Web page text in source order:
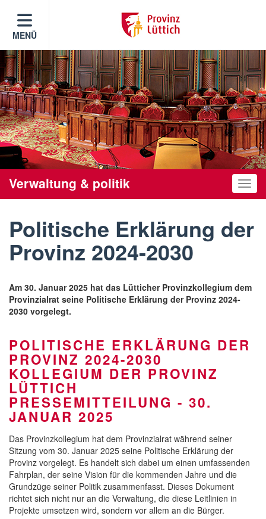
MENÜ
Verwaltung & politik
Politische Erklärung der
Provinz 2024-2030
Am 30. Januar 2025 hat das Lütticher Provinzkollegium dem
Provinzialrat seine Politische Erklärung der Provinz 2024-
2030 vorgelegt.
POLITISCHE ERKLÄRUNG DER
PROVINZ 2024-2030
KOLLEGIUM DER PROVINZ
LÜTTICH
PRESSEMITTEILUNG - 30.
JANUAR 2025
Das Provinzkollegium hat dem Provinzialrat während seiner
Sitzung vom 30. Januar 2025 seine Politische Erklärung der
Provinz vorgelegt. Es handelt sich dabei um einen umfassenden
Fahrplan, der seine Vision für die kommenden Jahre und die
Grundzüge seiner Politik zusammenfasst. Dieses Dokument
richtet sich nicht nur an die Verwaltung, die diese Leitlinien in
Projekte umsetzen wird, sondern vor allem an die Bürger.